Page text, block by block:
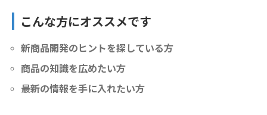
こんな方にオススメです
新商品開発のヒントを探している方
商品の知識を広めたい方
最新の情報を手に入れたい方